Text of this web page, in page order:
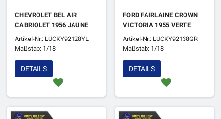
CHEVROLET BEL AIR
CABRIOLET 1956 JAUNE
Artikel-Nr.: LUCKY92128YL
Maßstab: 1/18
favorite
DETAILS
FORD FAIRLAINE CROWN
VICTORIA 1955 VERTE
Artikel-Nr.: LUCKY92138GR
Maßstab: 1/18
favorite
DETAILS